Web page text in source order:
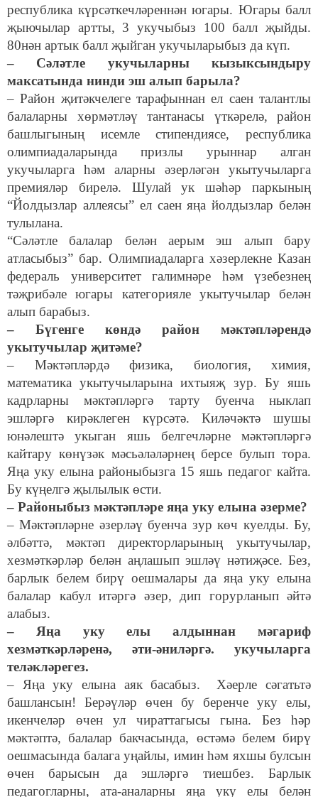
республика күрсәткечләреннән югары. Югары балл
җыючылар артты, 3 укучыбыз 100 балл җыйды.
80нән артык балл җыйган укучыларыбыз да күп.
– Сәләтле укучыларны кызыксындыру
максатында нинди эш алып барыла?
– Район җитәкчелеге тарафыннан ел саен талантлы
балаларны хөрмәтләү тантанасы үткәрелә, район
башлыгының исемле стипендиясе, республика
олимпиадаларында призлы урыннар алган
укучыларга һәм аларны әзерләгән укытучыларга
премияләр бирелә. Шулай ук шәһәр паркының
“Йолдызлар аллеясы” ел саен яңа йолдызлар белән
тулылана.
“Сәләтле балалар белән аерым эш алып бару
атласыбыз” бар. Олимпиадаларга хәзерлекне Казан
федераль университет галимнәре һәм үзебезнең
тәҗрибәле югары категорияле укытучылар белән
алып барабыз.
– Бүгенге көндә район мәктәпләрендә
укытучылар җитәме?
– Мәктәпләрдә физика, биология, химия,
математика укытучыларына ихтыяҗ зур. Бу яшь
кадрларны мәктәпләргә тарту буенча ныклап
эшләргә кирәклеген күрсәтә. Киләчәктә шушы
юнәлештә укыган яшь белгечләрне мәктәпләргә
кайтару көнүзәк мәсьәләләрнең берсе булып тора.
Яңа уку елына районыбызга 15 яшь педагог кайта.
Бу күңелгә җылылык өсти.
– Районыбыз мәктәпләре яңа уку елына әзерме?
– Мәктәпләрне әзерләү буенча зур көч куелды. Бу,
әлбәттә, мәктәп директорларының укытучылар,
хезмәткәрләр белән аңлашып эшләү нәтиҗәсе. Без,
барлык белем бирү оешмалары да яңа уку елына
балалар кабул итәргә әзер, дип горурланып әйтә
алабыз.
– Яңа уку елы алдыннан мәгариф
хезмәткәрләренә, әти-әниләргә. укучыларга
теләкләрегез.
– Яңа уку елына аяк басабыз. Хәерле сәгатьтә
башлансын! Берәүләр өчен бу беренче уку елы,
икенчеләр өчен ул чираттагысы гына. Без һәр
мәктәптә, балалар бакчасында, өстәмә белем бирү
оешмасында балага уңайлы, имин һәм яхшы булсын
өчен барысын да эшләргә тиешбез. Барлык
педагогларны, ата-аналарны яңа уку елы белән